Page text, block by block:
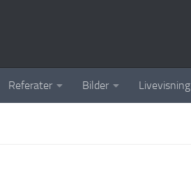
Referater Bilder Livevisning